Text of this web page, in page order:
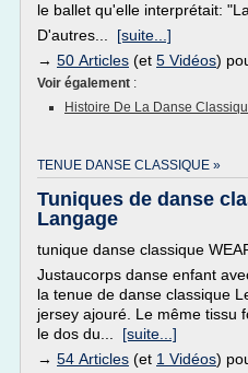
le ballet qu'elle interprétait:
D'autres... [suite...]
→ 50 Articles (et 5 Vidéos)
Voir également :
Histoire De La Danse
TENUE DANSE CLASSIQUE »
Tuniques de danse
Langage
tunique danse classique
Justaucorps danse enfant
la tenue de danse classique
jersey ajouré. Le même tissu
le dos du... [suite...]
→ 54 Articles (et 1 Vidéos)